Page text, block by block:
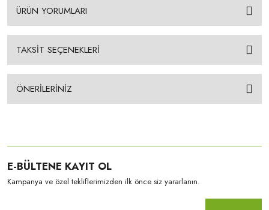
ÜRÜN YORUMLARI
TAKSİT SEÇENEKLERİ
ÖNERİLERİNİZ
E-BÜLTENE KAYIT OL
Kampanya ve özel tekliflerimizden ilk önce siz yararlanın.